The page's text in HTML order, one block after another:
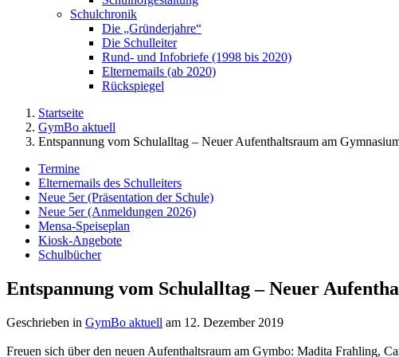
Schulchronik
Die „Gründerjahre“
Die Schulleiter
Rund- und Infobriefe (1998 bis 2020)
Elternemails (ab 2020)
Rückspiegel
Startseite
GymBo aktuell
Entspannung vom Schulalltag – Neuer Aufenthaltsraum am
Termine
Elternemails des Schulleiters
Neue 5er (Präsentation der Schule)
Neue 5er (Anmeldungen 2026)
Mensa-Speiseplan
Kiosk-Angebote
Schulbücher
Entspannung vom Schulalltag – Neuer
Geschrieben in GymBo aktuell am 12. Dezember 2019
Freuen sich über den neuen Aufenthaltsraum am Gymbo: Madita Frahling,